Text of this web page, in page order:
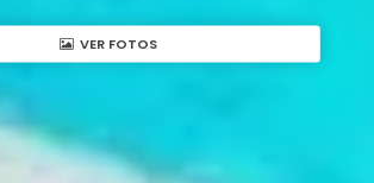
VER FOTOS